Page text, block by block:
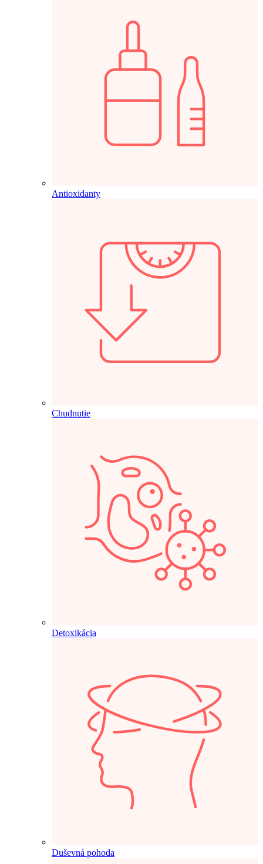
Antioxidanty
Chudnutie
Detoxikácia
Duševná pohoda